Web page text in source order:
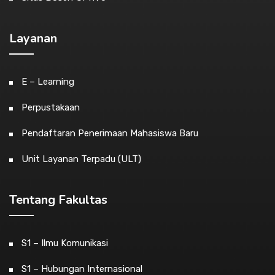
Layanan
E – Learning
Perpustakaan
Pendaftaran Penerimaan Mahasiswa Baru
Unit Layanan Terpadu (ULT)
Tentang Fakultas
S1 – Ilmu Komunikasi
S1 – Hubungan Internasional